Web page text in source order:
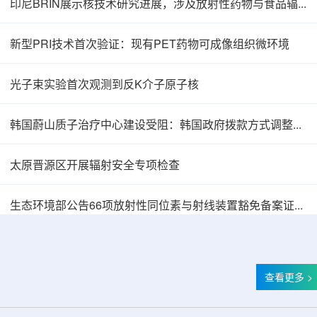
印尼BRIN展示核技术研究进展，涉及放射性药物与食品辐照应用
新型PRI技术首次验证：现有PET药物可成像组织微环境
光子束实验首次观测到反K介子原子核
韩国蔚山质子治疗中心建设受阻：韩国政府拨款方式调整影响项目推进
太原晋源区开展辐射安全专项检查
生态环境部公告66项放射性同位素与射线装置豁免备案证明文件
查看更多 >